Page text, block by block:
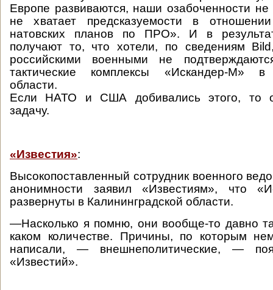
Европе развиваются, наши озабоченности
не хватает предсказуемости в
натовских планов по ПРО». И в
получают то, что хотели, по сведениям
российскими военными не
тактические комплексы «Искандер-М» в
области.
Если НАТО и США добивались этого, то
задачу.
«Известия»:
Высокопоставленный сотрудник военного
анонимности заявил «Известиям», что
развернуты в Калининградской области.
—Насколько я помню, они вообще-то давно
каком количестве. Причины, по которым
написали, — внешнеполитические, —
«Известий».